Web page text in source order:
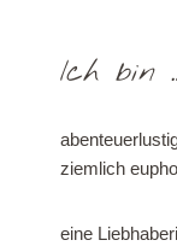
Ich bin
ziemlich
eine